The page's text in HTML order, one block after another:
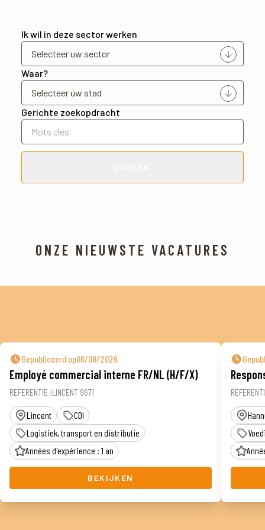
Ik wil in deze sector werken
Waar?
Gerichte zoekopdracht
ONZE NIEUWSTE VACATURES
Gepubliceerd op06/08/2026
Employé commercial interne FR/NL (H/F/X)
REFERENTIE :LINCENT 9671
Lincent
CDI
Logistiek, transport en distributie
Années d'expérience : 1 an
BEKIJKEN